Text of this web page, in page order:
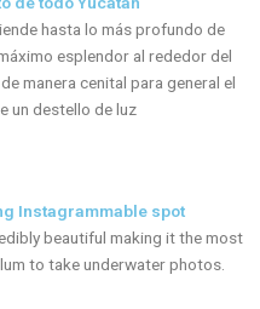
hasta lo más profundo de
esplendor al rededor del
manera cenital para general el
un destello de luz
Instagrammable spot
beautiful making it the most
to take underwater photos.